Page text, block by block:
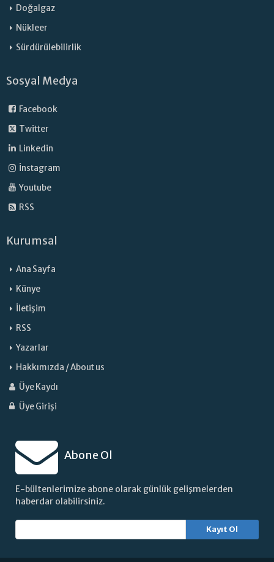
Doğalgaz
Nükleer
Sürdürülebilirlik
Sosyal Medya
Facebook
Twitter
Linkedin
İnstagram
Youtube
RSS
Kurumsal
Ana Sayfa
Künye
İletişim
RSS
Yazarlar
Hakkımızda / About us
Üye Kaydı
Üye Girişi
Abone Ol
E-bültenlerimize abone olarak günlük gelişmelerden
haberdar olabilirsiniz.
Kayıt Ol